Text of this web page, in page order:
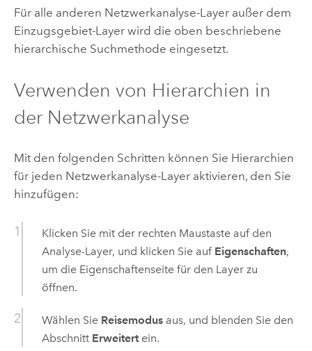
Für alle anderen Netzwerkanalyse-Layer außer dem
Einzugsgebiet-Layer wird die oben beschriebene
hierarchische Suchmethode eingesetzt.
Verwenden von Hierarchien in
der Netzwerkanalyse
Mit den folgenden Schritten können Sie Hierarchien
für jeden Netzwerkanalyse-Layer aktivieren, den Sie
hinzufügen:
Klicken Sie mit der rechten Maustaste auf den
Analyse-Layer, und klicken Sie auf Eigenschaften,
um die Eigenschaftenseite für den Layer zu
öffnen.
Wählen Sie Reisemodusaus, und blenden Sie den
Abschnitt Erweitertein.